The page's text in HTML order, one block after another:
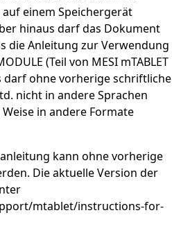
einem Speichergerät
hinaus darf das Dokument
die Anleitung zur Verwendung
(Teil von MESI mTABLET
darf ohne vorherige schriftliche
nicht in andere Sprachen
in andere Formate
kann ohne vorherige
Die aktuelle Version der
mtablet/instructions-for-